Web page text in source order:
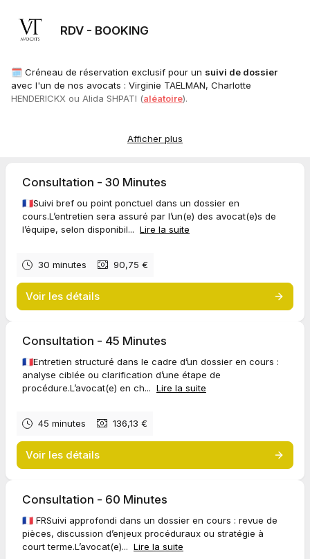
RDV - BOOKING
🗓️ Créneau de réservation exclusif pour un suivi de dossier
avec l'un de nos avocats : Virginie TAELMAN, Charlotte
HENDERICKX ou Alida SHPATI (aléatoire).
après un contact téléphonique
Merci d'avance pour votre collaboration !
L'équipe VT AVOCATS
* * *
Alida SHPATI (willekeurige).
Nieuwe dossiers(eerste afspraak) en
worden
direct geplandna telefonisch contactmet een lid van het kantoor.
Wij danken u bij voorbaat voor uw medewerking!
Het team van VT ADVOCATEN
* * *
SHPATI (random).
New cases(first appointments) and
are scheduled
directlyafter a phone callwith a member of the firm.
Thank you in advance for your cooperation!
The VT LAWYERS Team
Afficher plus
Consultation - 30 Minutes
🇫🇷Suivi bref ou point ponctuel dans un dossier en
cours.L’entretien sera assuré par l’un(e) des avocat(e)s de
l’équipe, selon disponibil... Lire la suite
30 minutes 90,75 €
Voir les détails
Consultation - 45 Minutes
🇫🇷Entretien structuré dans le cadre d’un dossier en cours :
analyse ciblée ou clarification d’une étape de
procédure.L’avocat(e) en ch... Lire la suite
45 minutes 136,13 €
Voir les détails
Consultation - 60 Minutes
🇫🇷 FRSuivi approfondi dans un dossier en cours : revue de
pièces, discussion d’enjeux procéduraux ou stratégie à
court terme.L’avocat(e)... Lire la suite